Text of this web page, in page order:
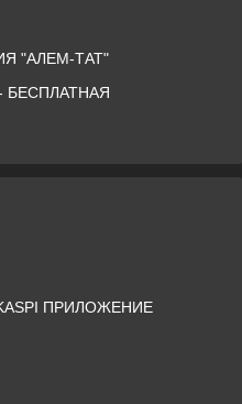
"АЛЕМ-ТАТ"
БЕСПЛАТНАЯ
ПРИЛОЖЕНИЕ